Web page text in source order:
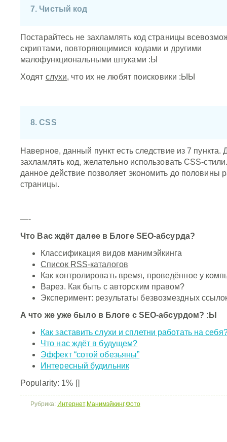
7. Чистый код
Постарайтесь не захламлять код страницы
скриптами, повторяющимися кодами и другими
малофункциональными штуками :Ы
Ходят слухи, что их не любят поисковики :ЫЫ
8. CSS
Наверное, данный пункт есть следствие из 7
захламлять код, желательно использовать CSS-
данное действие позволяет экономить до половины
страницы.
—-
Что Вас ждёт далее в Блоге SEO-абсурда?
Классификация видов манимэйкинга
Список RSS-каталогов
Как контролировать время, проведённое у
Варез. Как быть с авторским правом?
Эксперимент: результаты безвозмездных
А что же уже было в Блоге с SEO-абсурдом? :Ы
Как заставить слухи и сплетни работать на
Что нас ждёт в будущем?
Эффект “сотой обезьяны”
Интересный будильник
Popularity: 1% []
Рубрика: Интернет, Манимэйкинг,Фото